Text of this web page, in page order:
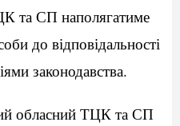
та СП наполягатиме
до відповідальності
законодавства.
обласний ТЦК та СП